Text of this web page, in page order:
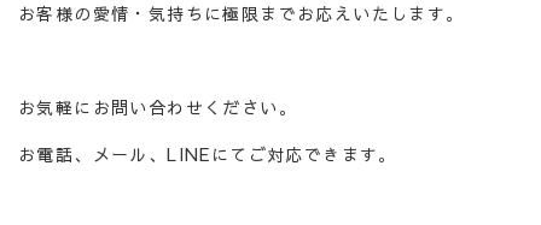
お客様の愛情・気持ちに極限までお応えいたします。
お気軽にお問い合わせください。
お電話、メール、LINEにてご対応できます。